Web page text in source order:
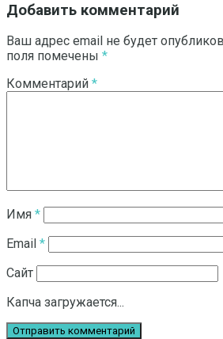
Добавить комментарий
Ваш адрес email не будет
поля помечены *
Комментарий *
Имя *
Email *
Сайт
Капча загружается...